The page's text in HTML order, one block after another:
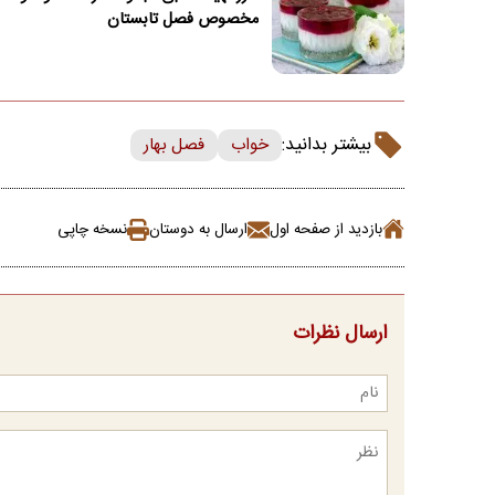
مخصوص فصل تابستان
بیشتر بدانید: خواب فصل بهار
بازدید از صفحه اول ارسال به دوستان نسخه چاپی
ارسال نظرات